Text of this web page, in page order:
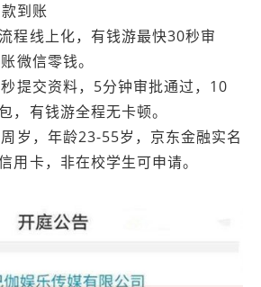
到账
程线上化，有钱游最快30秒审
微信零钱。
提交资料，5分钟审批通过，10
，有钱游全程无卡顿。
岁，年龄23-55岁，京东金融实名
用卡，非在校学生可申请。